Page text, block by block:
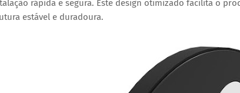
rápida e segura. Este design otimizado facilita o
estável e duradoura.